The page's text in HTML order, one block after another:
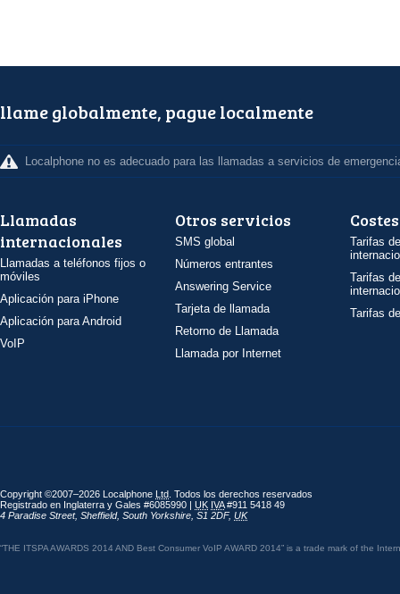
llame globalmente, pague localmente
Localphone no es adecuado para las llamadas a servicios de
Llamadas
internacionales
Llamadas a teléfonos fijos o
móviles
Aplicación para iPhone
Aplicación para Android
VoIP
Otros servicios
SMS global
Números entrantes
Answering Service
Tarjeta de llamada
Retorno de Llamada
Llamada por Internet
Costes
Tarifas
Tarifas
Tarifas
Copyright ©2007–2026 Localphone Ltd . Todos los derechos reservados
Registrado en Inglaterra y Gales #6085990 | UK IVA#911 5418 49
4 Paradise Street, Sheffield, South Yorkshire S1 2DF, UK
“THE ITSPA AWARDS 2014 AND Best Consumer VoIP AWARD 2014” is a trade mark of the